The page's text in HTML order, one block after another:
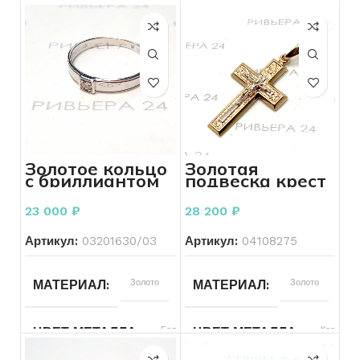
Золотое кольцо
с бриллиантом
585 пробы 1.66
грамм
23 000 ₽
Артикул: 03201630/03
МАТЕРИАЛ Золото
ЦВЕТ МЕТАЛЛА Белый
Золотая
подвеска крест
585 пробы 3.76
грамма
28 200 ₽
Артикул: 04108275
МАТЕРИАЛ Золото
ЦВЕТ МЕТАЛЛА Красный